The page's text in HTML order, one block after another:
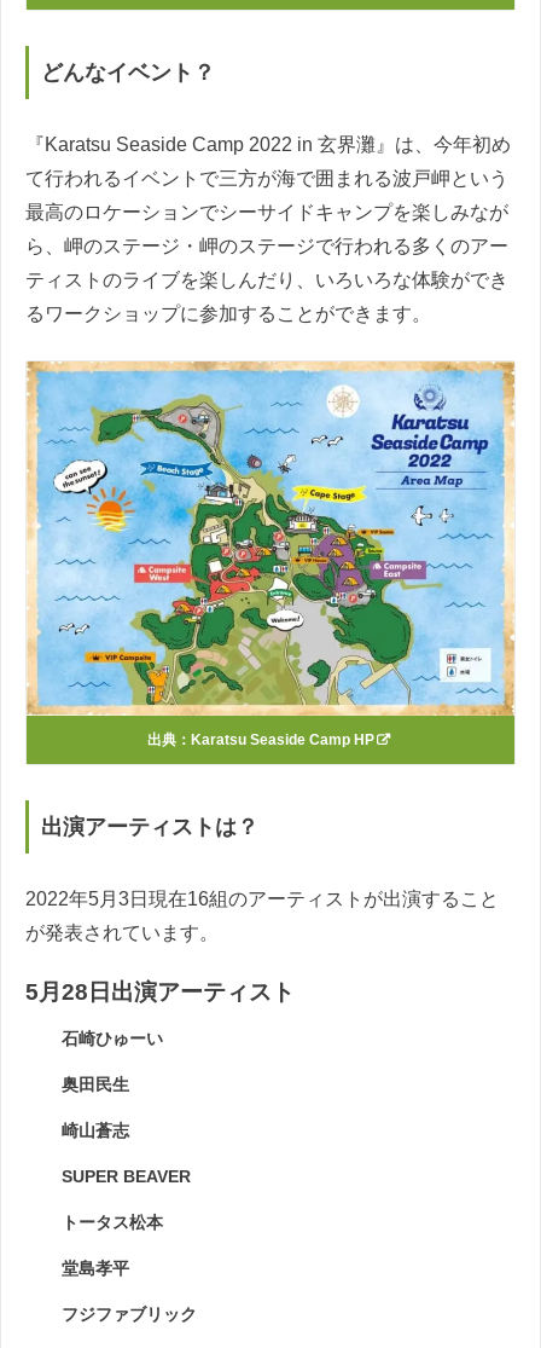
どんなイベント？
『Karatsu Seaside Camp 2022 in 玄界灘』は、今年初め
て行われるイベントで三方が海で囲まれる波戸岬という
最高のロケーションでシーサイドキャンプを楽しみなが
ら、岬のステージ・岬のステージで行われる多くのアー
ティストのライブを楽しんだり、いろいろな体験ができ
るワークショップに参加することができます。
出典： Karatsu Seaside Camp HP
出演アーティストは？
2022年5月3日現在16組のアーティストが出演すること
が発表されています。
5月28日出演アーティスト
石崎ひゅーい
奥田民生
崎山蒼志
SUPER BEAVER
トータス松本
堂島孝平
フジファブリック